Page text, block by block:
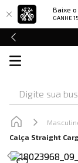
Baixe o
GANHE